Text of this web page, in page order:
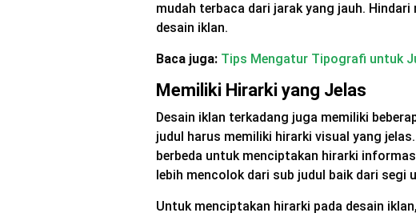
mudah terbaca dari jarak yang jauh. Hindari
desain iklan.
Baca juga: Tips Mengatur Tipografi untuk
Memiliki Hirarki yang Jelas
Desain iklan terkadang juga memiliki
judul harus memiliki hirarki visual yang
berbeda untuk menciptakan hirarki
lebih mencolok dari sub judul baik dari segi
Untuk menciptakan hirarki pada desain